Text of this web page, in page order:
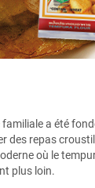
a été
des repas
où le
plus loin.